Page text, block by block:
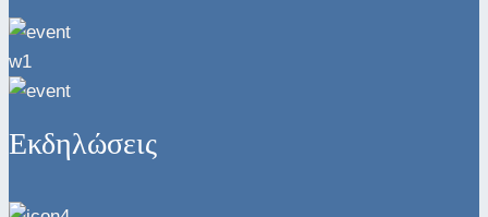
Εκδηλώσεις